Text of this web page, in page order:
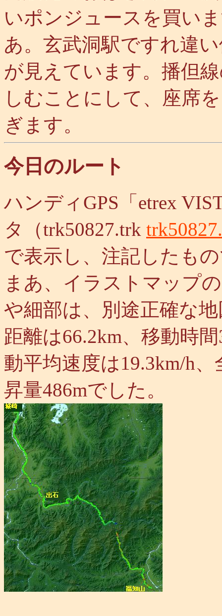
いポンジュースを買い
あ。玄武洞駅ですれ違
が見えています。播但
しむことにして、座席
ぎます。
今日のルート
ハンディGPS「etrex
タ（trk50827.trk
で表示し、注記したも
まあ、イラストマップ
や細部は、別途正確な
距離は66.2km、移動時
動平均速度は19.3km/h
昇量486mでした。